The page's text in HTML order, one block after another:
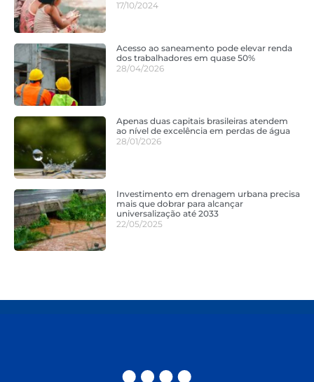
17/10/2024
Acesso ao saneamento pode elevar renda
dos trabalhadores em quase 50%
28/04/2026
Apenas duas capitais brasileiras atendem
ao nível de excelência em perdas de água
28/01/2026
Investimento em drenagem urbana precisa
mais que dobrar para alcançar
universalização até 2033
22/05/2025